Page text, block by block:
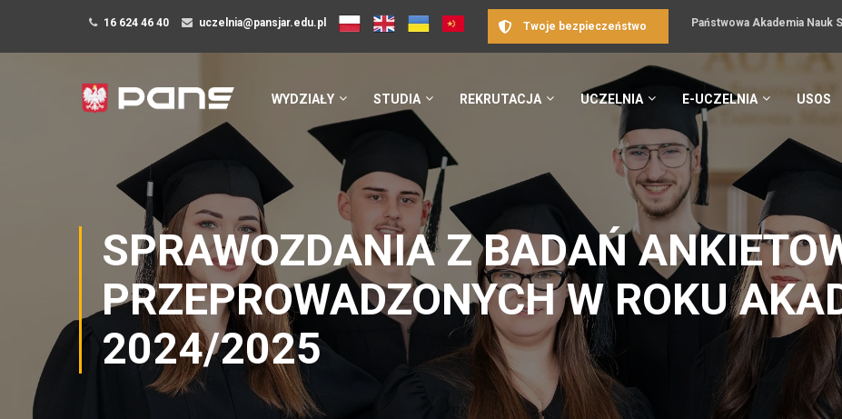
16 624 46 40 uczelnia@pansjar.edu.pl Państwowa Akademia Nauk
Twoje bezpieczeństwo
WYDZIAŁY STUDIA REKRUTACJA UCZELNIA E-UCZELNIA USOS
SPRAWOZDANIA Z BADAŃ
PRZEPROWADZONYCH W ROKU
2024/2025